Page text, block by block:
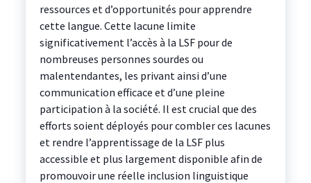
ressources et d’opportunités pour apprendre
cette langue. Cette lacune limite
significativement l’accès à la LSF pour de
nombreuses personnes sourdes ou
malentendantes, les privant ainsi d’une
communication efficace et d’une pleine
participation à la société. Il est crucial que des
efforts soient déployés pour combler ces lacunes
et rendre l’apprentissage de la LSF plus
accessible et plus largement disponible afin de
promouvoir une réelle inclusion linguistique